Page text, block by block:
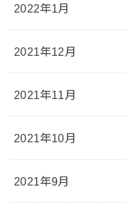
2022年1月
2021年12月
2021年11月
2021年10月
2021年9月